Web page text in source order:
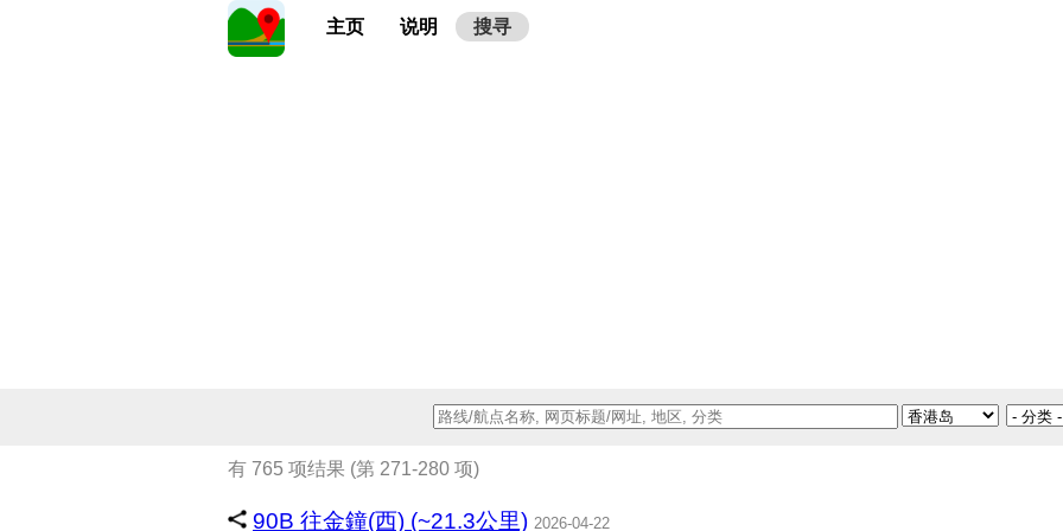
主页 说明 搜寻
有 765 项结果 (第 271-280 项)
90B 往金鐘(西) (~21.3公里) 2026-04-22